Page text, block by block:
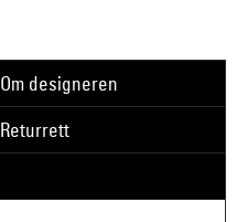
Om designeren
Returrett